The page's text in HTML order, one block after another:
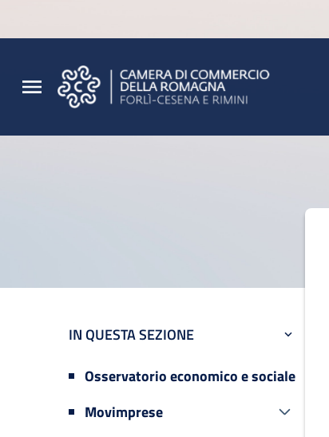
IN QUESTA SEZIONE
Osservatorio economico e sociale
Movimprese